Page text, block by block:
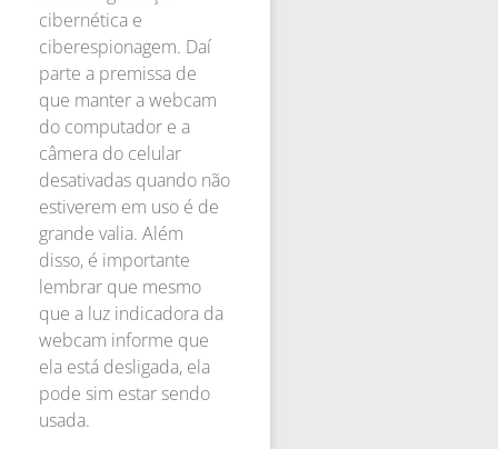
cibernética e
ciberespionagem. Daí
parte a premissa de
que manter a webcam
do computador e a
câmera do celular
desativadas quando não
estiverem em uso é de
grande valia. Além
disso, é importante
lembrar que mesmo
que a luz indicadora da
webcam informe que
ela está desligada, ela
pode sim estar sendo
usada.